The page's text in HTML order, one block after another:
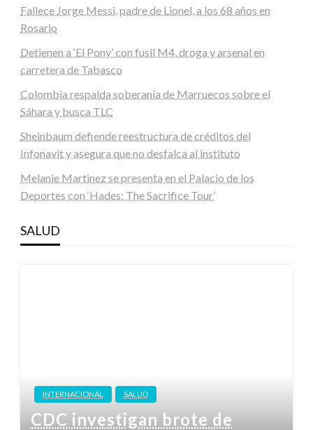
Fallece Jorge Messi, padre de Lionel, a los 68 años en
Rosario
Detienen a ‘El Pony’ con fusil M4, droga y arsenal en
carretera de Tabasco
Colombia respalda soberanía de Marruecos sobre el
Sáhara y busca TLC
Sheinbaum defiende reestructura de créditos del
Infonavit y asegura que no desfalca al instituto
Melanie Martinez se presenta en el Palacio de los
Deportes con ‘Hades: The Sacrifice Tour’
SALUD
INTERNACIONAL SALUD
CDC investigan brote de